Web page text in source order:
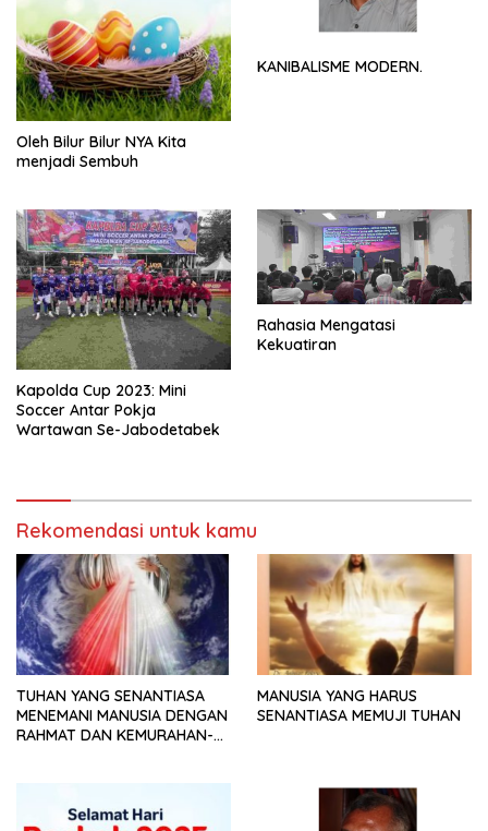
Oleh Bilur Bilur NYA Kita
menjadi Sembuh
KANIBALISME MODERN.
Kapolda Cup 2023: Mini
Soccer Antar Pokja
Wartawan Se-Jabodetabek
Rahasia Mengatasi
Kekuatiran
Rekomendasi untuk kamu
TUHAN YANG SENANTIASA
MENEMANI MANUSIA DENGAN
RAHMAT DAN KEMURAHAN-
MANUSIA YANG HARUS
SENANTIASA MEMUJI TUHAN